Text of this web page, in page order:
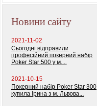
Новини сайту
2021-11-02
Сьогодні відправили
професійний покерний набір
Poker Star 500 у м....
2021-10-15
Покерний набір Poker Star 300
купила Ірина з м. Львова...